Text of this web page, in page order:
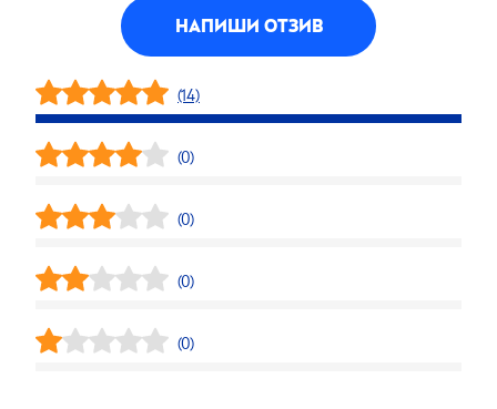
НАПИШИ ОТЗИВ
(14)
(0)
(0)
(0)
(0)